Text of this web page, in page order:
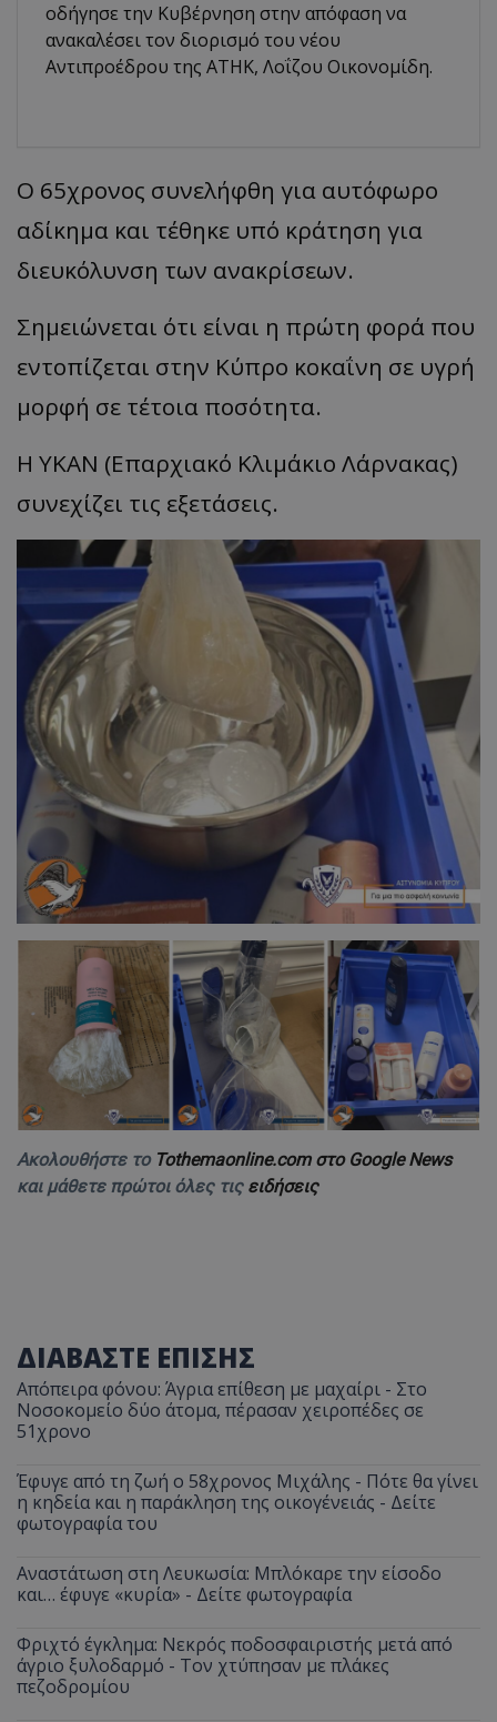
οδήγησε την Κυβέρνηση στην απόφαση να
ανακαλέσει τον διορισμό του νέου
Αντιπροέδρου της ΑΤΗΚ, Λοΐζου Οικονομίδη.
Ο 65χρονος συνελήφθη για αυτόφωρο
αδίκημα και τέθηκε υπό κράτηση για
διευκόλυνση των ανακρίσεων.
Σημειώνεται ότι είναι η πρώτη φορά που
εντοπίζεται στην Κύπρο κοκαΐνη σε υγρή
μορφή σε τέτοια ποσότητα.
Η ΥΚΑΝ (Επαρχιακό Κλιμάκιο Λάρνακας)
συνεχίζει τις εξετάσεις.
Ακολουθήστε το Tothemaonline.com στο Google News
και μάθετε πρώτοι όλες τις ειδήσεις
ΔΙΑΒΑΣΤΕ ΕΠΙΣΗΣ
Απόπειρα φόνου: Άγρια επίθεση με μαχαίρι - Στο
Νοσοκομείο δύο άτομα, πέρασαν χειροπέδες σε
51χρονο
Έφυγε από τη ζωή ο 58χρονος Μιχάλης - Πότε θα γίνει
η κηδεία και η παράκληση της οικογένειάς - Δείτε
φωτογραφία του
Αναστάτωση στη Λευκωσία: Μπλόκαρε την είσοδο
και… έφυγε «κυρία» - Δείτε φωτογραφία
Φριχτό έγκλημα: Νεκρός ποδοσφαιριστής μετά από
άγριο ξυλοδαρμό - Τον χτύπησαν με πλάκες
πεζοδρομίου